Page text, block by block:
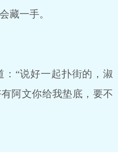
藏一手。
“说好一起扑街的，淑
阿文你给我垫底，要不